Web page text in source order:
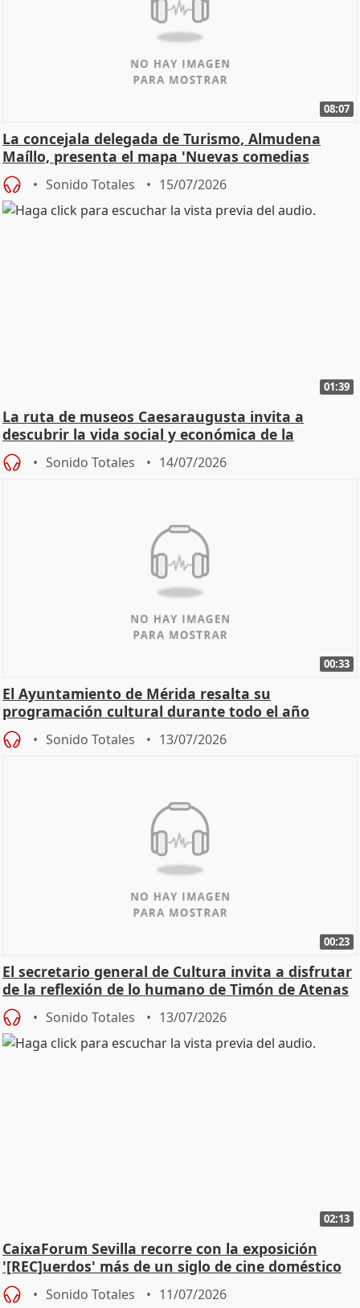
08:07
La concejala delegada de Turismo, Almudena
Maíllo, presenta el mapa 'Nuevas comedias
madrileñas'
Sonido Totales 15/07/2026
01:39
La ruta de museos Caesaraugusta invita a
descubrir la vida social y económica de la
Zaragoza ro
Sonido Totales 14/07/2026
00:33
El Ayuntamiento de Mérida resalta su
programación cultural durante todo el año
Sonido Totales 13/07/2026
00:23
El secretario general de Cultura invita a disfrutar
de la reflexión de lo humano de Timón de Atenas
Sonido Totales 13/07/2026
02:13
CaixaForum Sevilla recorre con la exposición
'[REC]uerdos' más de un siglo de cine doméstico
Sonido Totales 11/07/2026